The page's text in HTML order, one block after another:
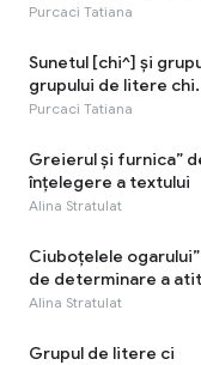
Purcaci Tatiana
Sunetul [chi^] şi
grupului de litere
fragmente din texte.
Purcaci Tatiana
Greierul și furnica”
înţelegere a textului
Alina Stratulat
Ciuboțelele
de determinare a
personajelor
Alina Stratulat
Grupul de litere ci